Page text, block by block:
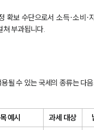
확보 수단으로서 소득·소비·
쳐 부과됩니다.
될 수 있는 국세의 종류는 다
예시 과세 대상